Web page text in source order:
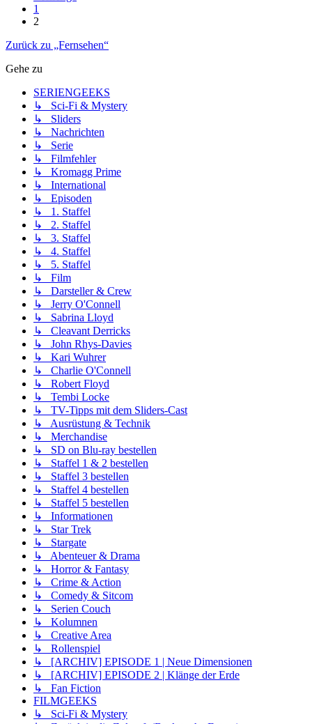
1
2
Zurück zu „Fernsehen“
Gehe zu
SERIENGEEKS
↳ Sci-Fi & Mystery
↳ Sliders
↳ Nachrichten
↳ Serie
↳ Filmfehler
↳ Kromagg Prime
↳ International
↳ Episoden
↳ 1. Staffel
↳ 2. Staffel
↳ 3. Staffel
↳ 4. Staffel
↳ 5. Staffel
↳ Film
↳ Darsteller & Crew
↳ Jerry O'Connell
↳ Sabrina Lloyd
↳ Cleavant Derricks
↳ John Rhys-Davies
↳ Kari Wuhrer
↳ Charlie O'Connell
↳ Robert Floyd
↳ Tembi Locke
↳ TV-Tipps mit dem Sliders-Cast
↳ Ausrüstung & Technik
↳ Merchandise
↳ SD on Blu-ray bestellen
↳ Staffel 1 & 2 bestellen
↳ Staffel 3 bestellen
↳ Staffel 4 bestellen
↳ Staffel 5 bestellen
↳ Informationen
↳ Star Trek
↳ Stargate
↳ Abenteuer & Drama
↳ Horror & Fantasy
↳ Crime & Action
↳ Comedy & Sitcom
↳ Serien Couch
↳ Kolumnen
↳ Creative Area
↳ Rollenspiel
↳ [ARCHIV] EPISODE 1 | Neue Dimensionen
↳ [ARCHIV] EPISODE 2 | Klänge der Erde
↳ Fan Fiction
FILMGEEKS
↳ Sci-Fi & Mystery